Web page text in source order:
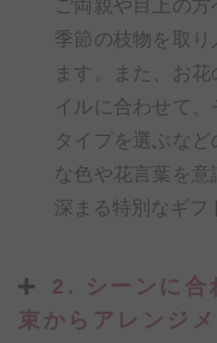
ご両親や目上の
季節の枝物を取り
ます。また、お
イルに合わせて
タイプを選ぶな
な色や花言葉を
深まる特別なギフ
2. シーンに合
束からアレンジ